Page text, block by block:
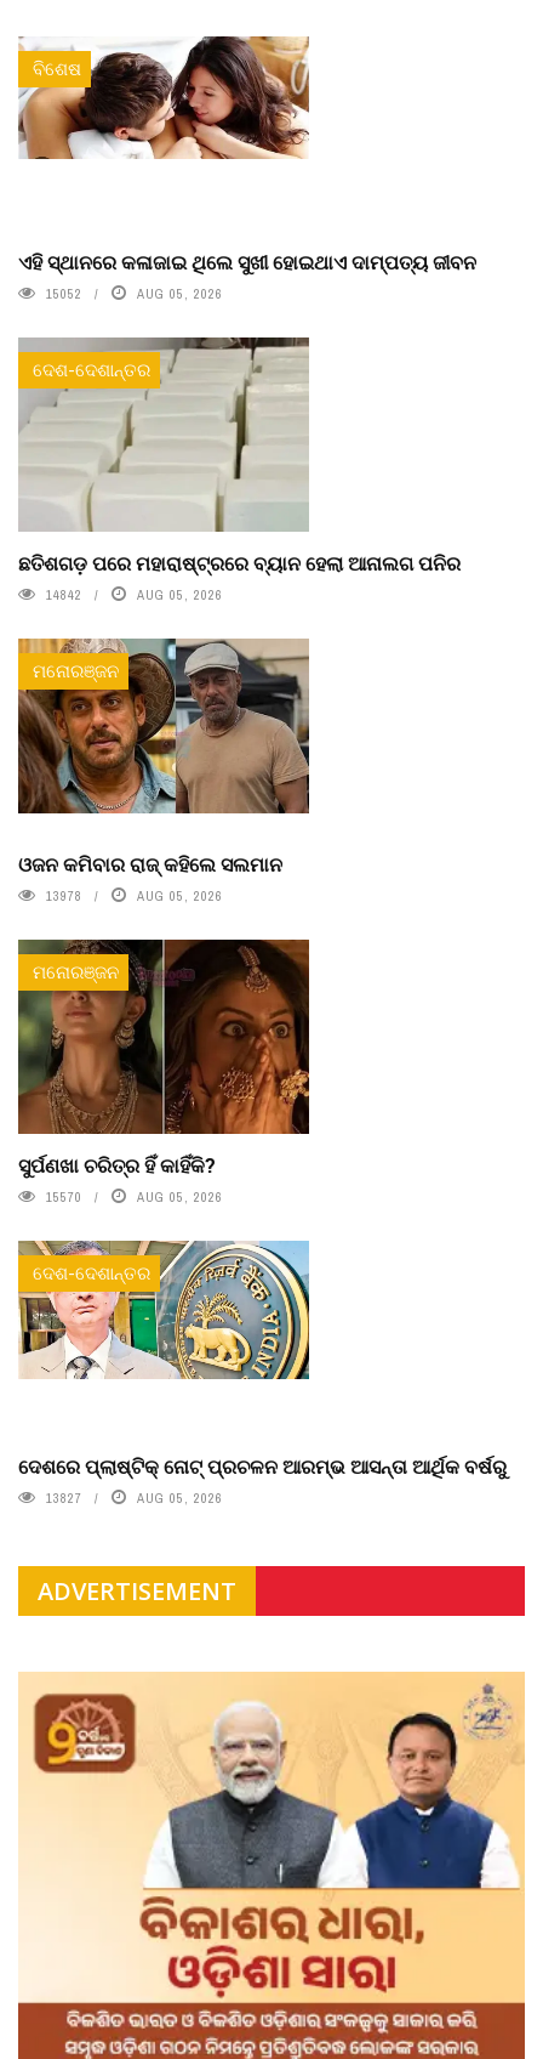
ବିଶେଷ
ଏହି ସ୍ଥାନରେ କଳାଜାଇ ଥିଲେ ସୁଖୀ ହୋଇଥାଏ ଦାମ୍ପତ୍ୟ ଜୀବନ
15052 AUG 05, 2026
ଦେଶ-ଦେଶାନ୍ତର
ଛତିଶଗଡ଼ ପରେ ମହାରାଷ୍ଟ୍ରରେ ବ୍ୟାନ ହେଲା ଆନାଲଗ ପନିର
14842 AUG 05, 2026
ମନୋରଞ୍ଜନ
ଓଜନ କମିବାର ରାଜ୍ କହିଲେ ସଲମାନ
13978 AUG 05, 2026
ମନୋରଞ୍ଜନ
ସୁର୍ପଣଖା ଚରିତ୍ର ହିଁ କାହିଁକି?
15570 AUG 05, 2026
ଦେଶ-ଦେଶାନ୍ତର
ଦେଶରେ ପ୍ଲାଷ୍ଟିକ୍ ନୋଟ୍‌ ପ୍ରଚଳନ ଆରମ୍ଭ ଆସନ୍ତା ଆର୍ଥିକ ବର୍ଷରୁ
13827 AUG 05, 2026
ADVERTISEMENT